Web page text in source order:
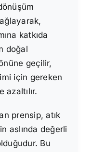
katkıda
doğal
geçilir,
için gereken
azaltılır.
prensip, atık
aslında değerli
Bu